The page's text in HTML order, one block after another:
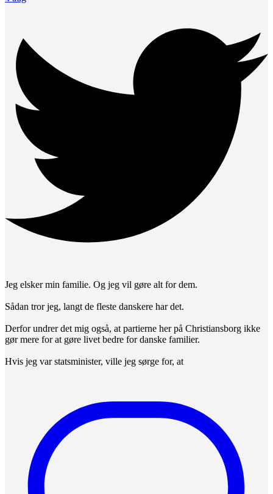
Jeg elsker min familie. Og jeg vil gøre alt for dem.
Sådan tror jeg, langt de fleste danskere har det.
Derfor undrer det mig også, at partierne her på Christiansborg ikke
gør mere for at gøre livet bedre for danske familier.
Hvis jeg var statsminister, ville jeg sørge for, at